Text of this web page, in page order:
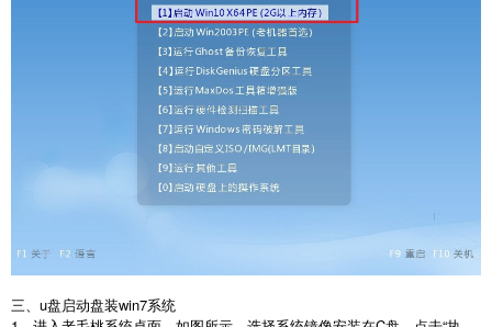
三、u盘启动盘装win7系统